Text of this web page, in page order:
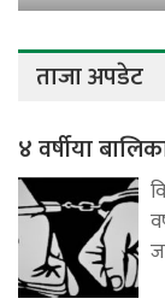
ताजा अपडेट
४ वर्षीया